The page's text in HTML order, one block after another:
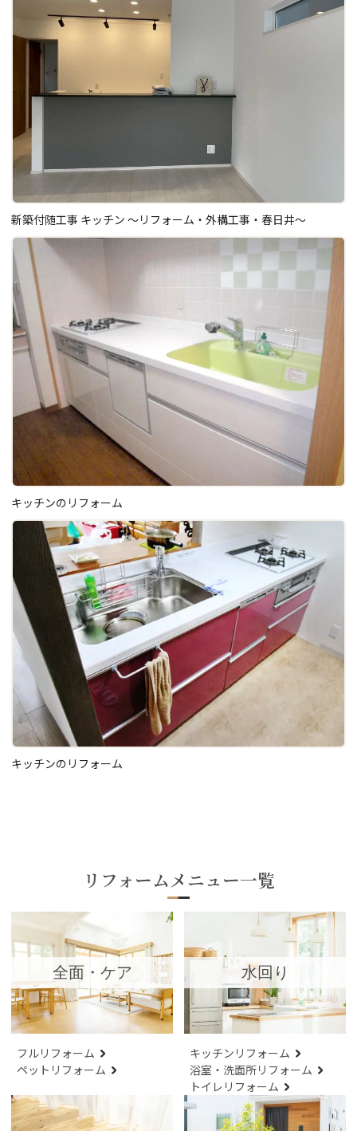
新築付随工事 キッチン ～リフォーム・外構工事・春日井～
キッチンのリフォーム
キッチンのリフォーム
リフォームメニュー一覧
全面・ケア
フルリフォーム
ペットリフォーム
水回り
キッチンリフォーム
浴室・洗面所リフォーム
トイレリフォーム